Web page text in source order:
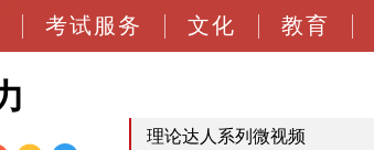
考试服务 文化 教育
理论达人系列微视频